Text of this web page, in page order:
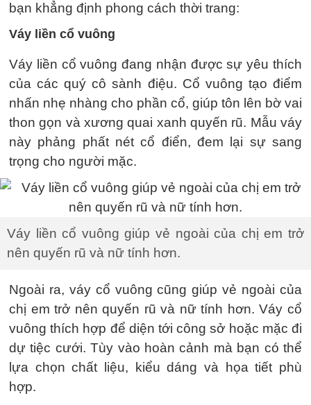
bạn khẳng định phong cách thời trang:
Váy liền cổ vuông
Váy liền cổ vuông đang nhận được sự yêu thích
của các quý cô sành điệu. Cổ vuông tạo điểm
nhấn nhẹ nhàng cho phần cổ, giúp tôn lên bờ vai
thon gọn và xương quai xanh quyến rũ. Mẫu váy
này phảng phất nét cổ điển, đem lại sự sang
trọng cho người mặc.
Váy liền cổ vuông giúp vẻ ngoài của chị em trở
nên quyến rũ và nữ tính hơn.
Ngoài ra, váy cổ vuông cũng giúp vẻ ngoài của
chị em trở nên quyến rũ và nữ tính hơn. Váy cổ
vuông thích hợp để diện tới công sở hoặc mặc đi
dự tiệc cưới. Tùy vào hoàn cảnh mà bạn có thể
lựa chọn chất liệu, kiểu dáng và họa tiết phù
hợp.